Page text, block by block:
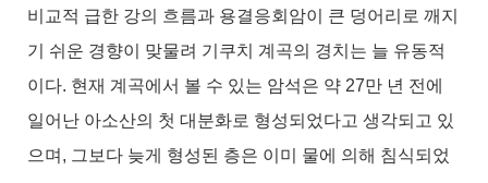
비교적 급한 강의 흐름과 용결응회암이 큰 덩어리로 깨지
기 쉬운 경향이 맞물려 기쿠치 계곡의 경치는 늘 유동적
이다. 현재 계곡에서 볼 수 있는 암석은 약 27만 년 전에
일어난 아소산의 첫 대분화로 형성되었다고 생각되고 있
으며, 그보다 늦게 형성된 층은 이미 물에 의해 침식되었